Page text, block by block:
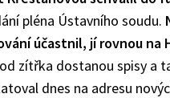
pléna Ústavního soudu.
účastnil, jí rovnou na
zítřka dostanou spisy a
dnes na adresu